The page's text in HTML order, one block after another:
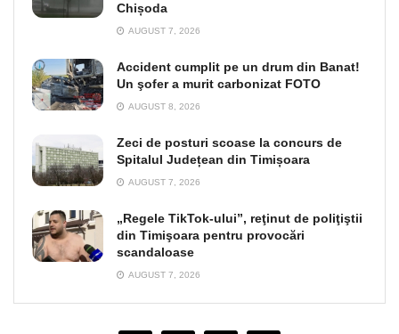
Chișoda
AUGUST 7, 2026
Accident cumplit pe un drum din Banat!
Un şofer a murit carbonizat FOTO
AUGUST 8, 2026
Zeci de posturi scoase la concurs de
Spitalul Județean din Timișoara
AUGUST 7, 2026
„Regele TikTok-ului”, reţinut de poliţiştii
din Timişoara pentru provocări
scandaloase
AUGUST 7, 2026